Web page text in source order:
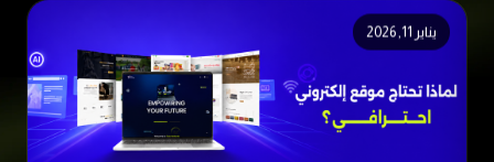
يناير 11, 2026